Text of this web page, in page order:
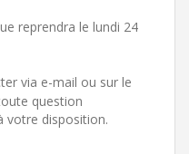
reprendra le lundi 24
via e-mail ou sur le
question
votre disposition.